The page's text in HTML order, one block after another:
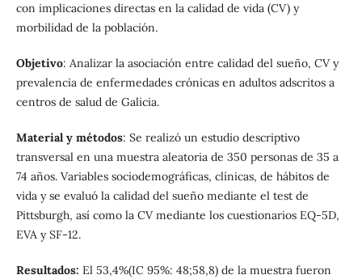
con implicaciones directas en la calidad de vida (CV) y
morbilidad de la población.
Objetivo: Analizar la asociación entre calidad del sueño, CV y
prevalencia de enfermedades crónicas en adultos adscritos a
centros de salud de Galicia.
Material y métodos: Se realizó un estudio descriptivo
transversal en una muestra aleatoria de 350 personas de 35 a
74 años. Variables sociodemográficas, clínicas, de hábitos de
vida y se evaluó la calidad del sueño mediante el test de
Pittsburgh, así como la CV mediante los cuestionarios EQ-5D,
EVA y SF-12.
Resultados: El 53,4%(IC 95%: 48;58,8) de la muestra fueron